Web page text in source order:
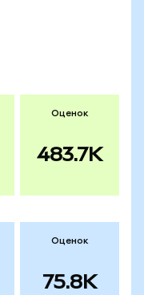
Оценок
483.7K
Оценок
75.8K